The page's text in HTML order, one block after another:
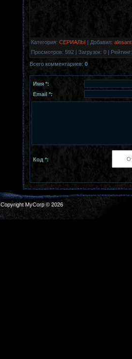
Категория: СЕРИАЛЫ | Добавил: alesant
Просмотров: 592 | Загрузок: 0 | Рейтинг:
Всего комментариев: 0
Имя *:
Email *:
Код *:
Copyright MyCorp © 2026